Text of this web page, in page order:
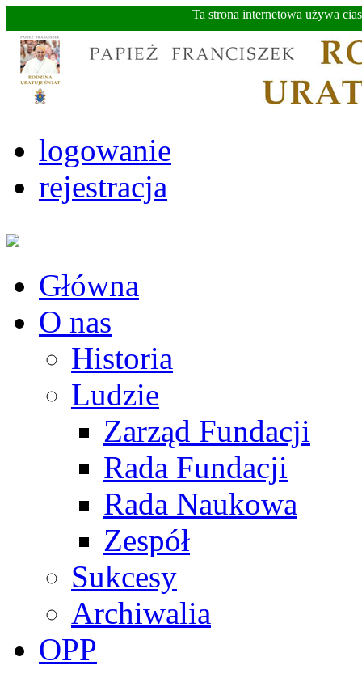
Ta strona internetowa używa
logowanie
rejestracja
Główna
O nas
Historia
Ludzie
Zarząd Fundacji
Rada Fundacji
Rada Naukowa
Zespół
Sukcesy
Archiwalia
OPP